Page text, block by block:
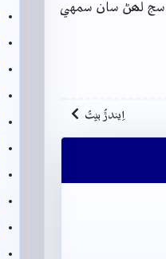
سج لھڻ سان سمهي
اِيندڙُ بيتُ